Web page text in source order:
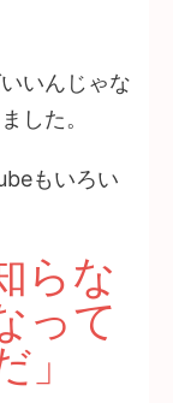
いんじゃな
した。
もいろい
らな
って